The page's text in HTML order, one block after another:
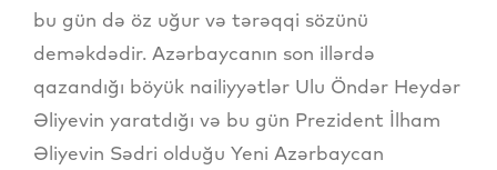
bu gün də öz uğur və tərəqqi sözünü
deməkdədir. Azərbaycanın son illərdə
qazandığı böyük nailiyyətlər Ulu Öndər Heydər
Əliyevin yaratdığı və bu gün Prezident İlham
Əliyevin Sədri olduğu Yeni Azərbaycan